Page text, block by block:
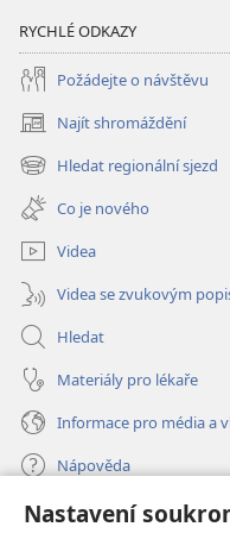
Nastavení
RYCHLÉ ODKAZY
Požádejte o návštěvu
Najít shromáždění
(otevřeno
nové
okno)
Hledat regionální sjezd
(otevřeno
nové
okno)
Co je nového
Videa
Videa se zvukovým
Hledat
Materiály pro lékaře
Informace pro média a
Nápověda
Dary